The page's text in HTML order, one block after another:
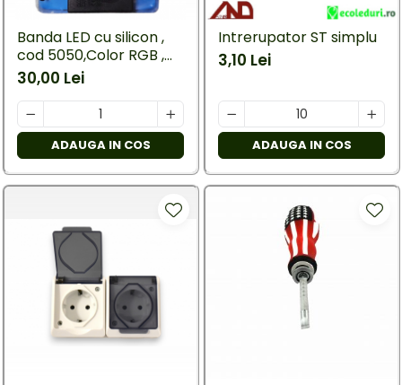
Banda LED cu silicon ,
cod 5050,Color RGB ,
cu telecomanda si
alimentator, lungime 5
M
30,00 Lei
ADAUGA IN COS
Intrerupator ST simplu
3,10 Lei
ADAUGA IN COS